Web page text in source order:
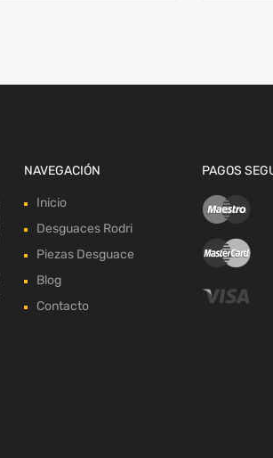
NAVEGACIÓN
Inicio
Desguaces Rodri
Piezas Desguace
Blog
Contacto
PAGOS